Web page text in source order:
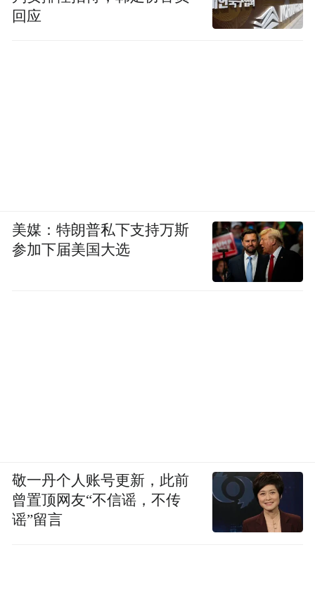
回应
美媒：特朗普私下支持万斯
参加下届美国大选
敬一丹个人账号更新，此前
曾置顶网友“不信谣，不传
谣”留言